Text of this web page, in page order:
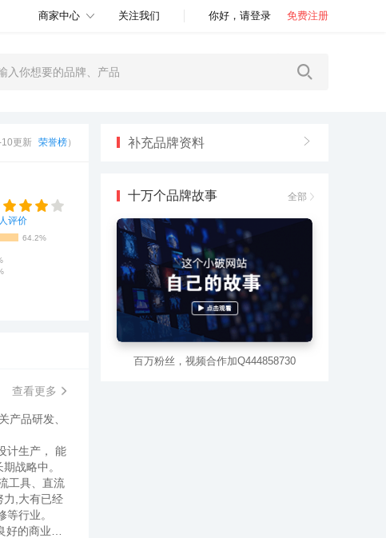
商家中心 关注我们 你好，请登录 免费注册
10更新 荣誉榜）
人评价
64.2%
查看更多
产品研发、
计生产， 能
战略中。
工具、直流
力,大有已经
行业。
的商业信
补充品牌资料
十万个品牌故事 全部
百万粉丝，视频合作加Q444858730